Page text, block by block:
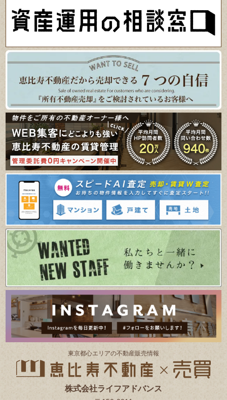
東京都⼼エリアの不動産販売情報
株式会社ライフアドバンス